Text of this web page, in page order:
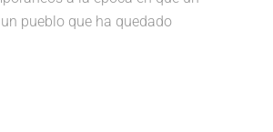
pueblo que ha quedado